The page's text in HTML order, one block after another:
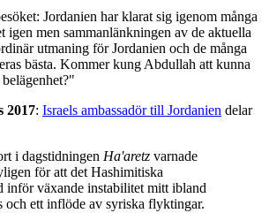
Jordanien har klarat sig igenom många
igen men sammanlänkningen av de aktuella
utmaning för Jordanien och de många
bästa. Kommer kung Abdullah att kunna
2017: Israels ambassadör till Jordanien delar
i dagstidningen Ha'aretz varnade
för att det Hashimitiska
inför växande instabilitet mitt ibland
och ett inflöde av syriska flyktingar.